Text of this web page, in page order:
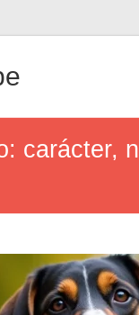
carácter,